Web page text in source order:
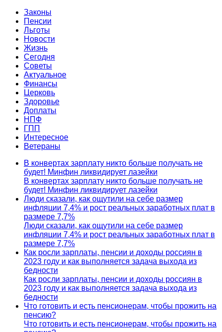
Законы
Пенсии
Льготы
Новости
Жизнь
Сегодня
Советы
Актуальное
Финансы
Церковь
Здоровье
Доплаты
НПФ
ГПП
Интересное
Ветераны
В конвертах зарплату никто больше получать не
будет! Минфин ликвидирует лазейки
В конвертах зарплату никто больше получать не
будет! Минфин ликвидирует лазейки
Люди сказали, как ощутили на себе размер
инфляции 7,4% и рост реальных заработных плат в
размере 7,7%
Люди сказали, как ощутили на себе размер
инфляции 7,4% и рост реальных заработных плат в
размере 7,7%
Как росли зарплаты, пенсии и доходы россиян в
2023 году и как выполняется задача выхода из
бедности
Как росли зарплаты, пенсии и доходы россиян в
2023 году и как выполняется задача выхода из
бедности
Что готовить и есть пенсионерам, чтобы прожить на
пенсию?
Что готовить и есть пенсионерам, чтобы прожить на